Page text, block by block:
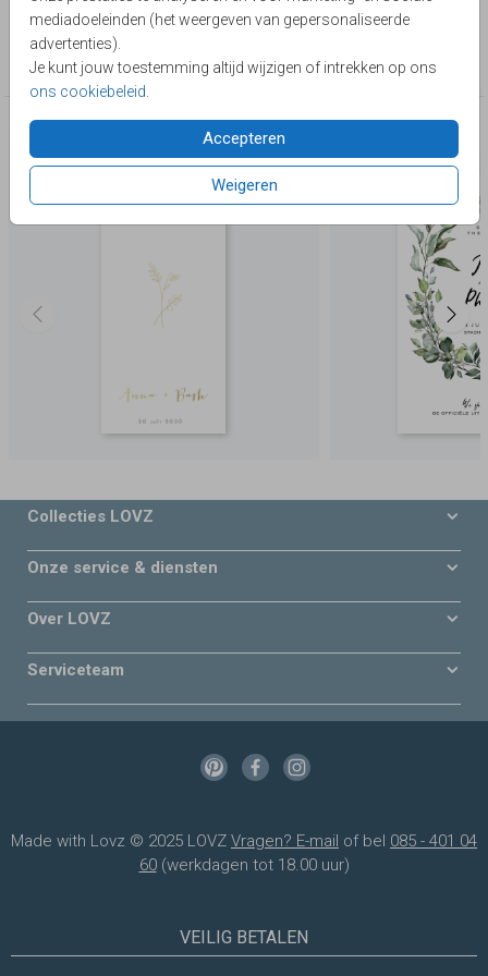
mediadoeleinden (het weergeven van gepersonaliseerde
advertenties).
Je kunt jouw toestemming altijd wijzigen of intrekken op ons
ons cookiebeleid
Accepteren
Weigeren
Lievez
Collectie
Save the Date
Deze producten zijn wellicht ook iets voor je
Collecties LOVZ
Onze service & diensten
Over LOVZ
Serviceteam
Made with Lovz © 2025 LOVZ Vragen? E-mail of bel 085 - 401 04
60(werkdagen tot 18.00 uur)
VEILIG BETALEN